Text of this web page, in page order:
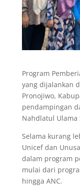
Program
yang dijalankan
Pronojiwo,
pendampingan
Nahdlatul Ulama
Selama kurang
Unicef dan
dalam program
mulai dari
hingga ANC.